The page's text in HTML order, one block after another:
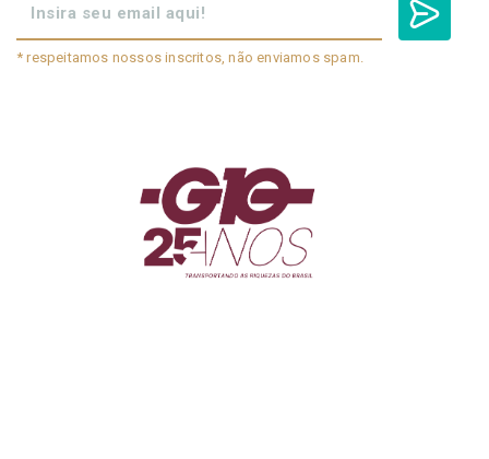
* respeitamos nossos inscritos, não enviamos spam.